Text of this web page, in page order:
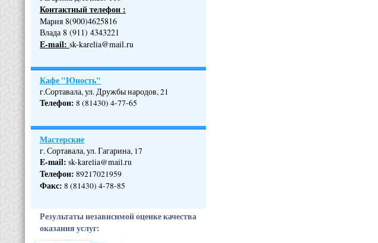
Контактный телефон :
Мария 8(900)4625816
Влада 8 (911) 4343221
Е-mail: sk-karelia@mail.ru
Кафе "Юность"
г.Сортавала, ул. Дружбы народов, 21
Телефон: 8 (81430) 4-77-65
Мастерские
г. Сортавала, ул. Гагарина, 17
E-mail: sk-karelia@mail.ru
Телефон: 89217021959
Факс: 8 (81430) 4-78-85
Результаты независимой оценке качества
оказания услуг: